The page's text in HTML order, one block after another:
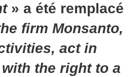
» a été remplacé
firm Monsanto,
act in
the right to a